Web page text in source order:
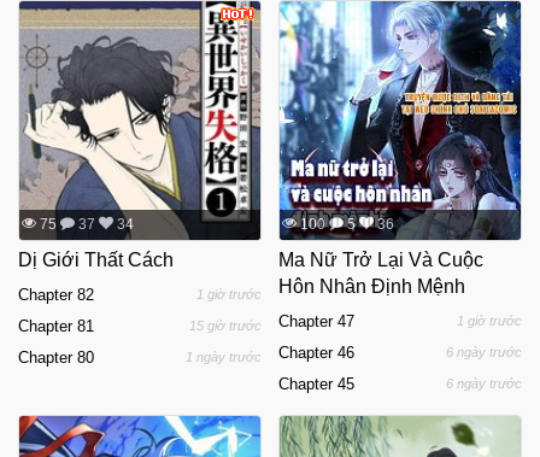
75 37 34
Dị Giới Thất Cách
Chapter 82 1 giờ trước
Chapter 81 15 giờ trước
Chapter 80 1 ngày trước
100 5 36
Ma Nữ Trở Lại Và Cuộc
Hôn Nhân Định Mệnh
Chapter 47 1 giờ trước
Chapter 46 6 ngày trước
Chapter 45 6 ngày trước